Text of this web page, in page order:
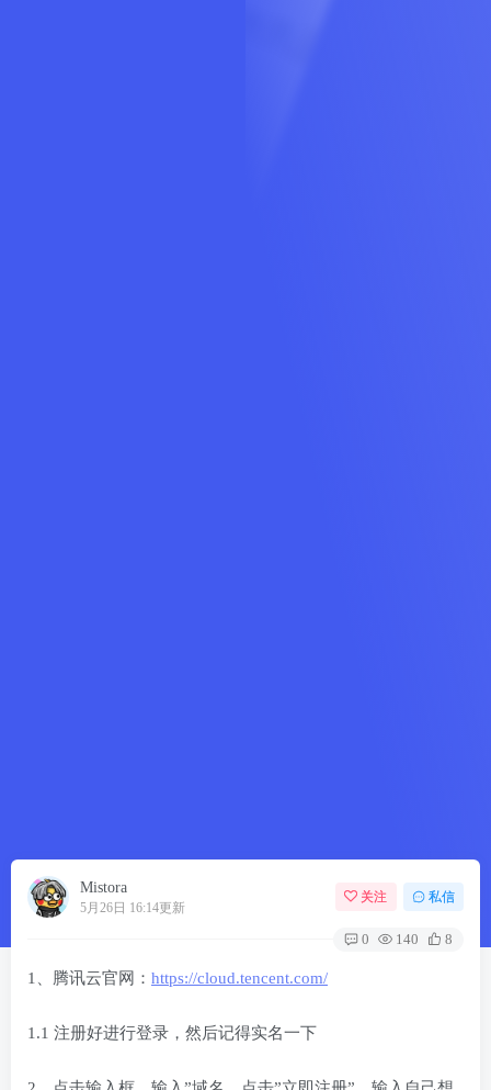
Mistora
5月26日 16:14更新
关注 私信
0 140 8
1、腾讯云官网： https://cloud.tencent.com/
1.1 注册好进行登录，然后记得实名一下